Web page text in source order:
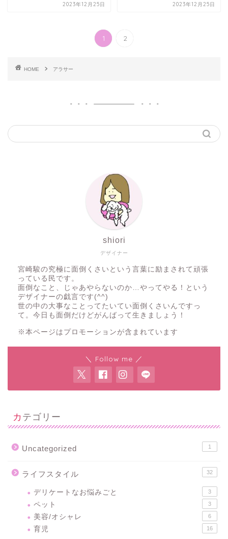
2023年12月25日 2023年12月25日
1 2
HOME アラサー
デザイナー
shiori
宮崎駿の究極に面倒くさいという言葉に励まされて頑張
っている民です。
面倒なこと、じゃあやらないのか…やってやる！という
デザイナーの戯言です(^^)
世の中の大事なことってたいてい面倒くさいんですっ
て。今日も面倒だけどがんばって生きましょう！
※本ページはプロモーションが含まれています
＼ Follow me ／
カテゴリー
Uncategorized 1
ライフスタイル 32
デリケートなお悩みごと 3
ペット 3
美容/オシャレ 6
育児 16